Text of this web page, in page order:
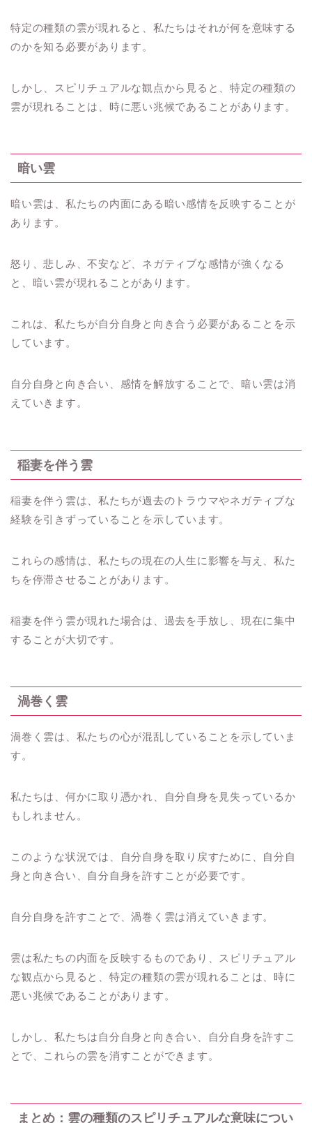
特定の種類の雲が現れると、私たちはそれが何を意味する
のかを知る必要があります。
しかし、スピリチュアルな観点から見ると、特定の種類の
雲が現れることは、時に悪い兆候であることがあります。
暗い雲
暗い雲は、私たちの内面にある暗い感情を反映することが
あります。
怒り、悲しみ、不安など、ネガティブな感情が強くなる
と、暗い雲が現れることがあります。
これは、私たちが自分自身と向き合う必要があることを示
しています。
自分自身と向き合い、感情を解放することで、暗い雲は消
えていきます。
稲妻を伴う雲
稲妻を伴う雲は、私たちが過去のトラウマやネガティブな
経験を引きずっていることを示しています。
これらの感情は、私たちの現在の人生に影響を与え、私た
ちを停滞させることがあります。
稲妻を伴う雲が現れた場合は、過去を手放し、現在に集中
することが大切です。
渦巻く雲
渦巻く雲は、私たちの心が混乱していることを示していま
す。
私たちは、何かに取り憑かれ、自分自身を見失っているか
もしれません。
このような状況では、自分自身を取り戻すために、自分自
身と向き合い、自分自身を許すことが必要です。
自分自身を許すことで、渦巻く雲は消えていきます。
雲は私たちの内面を反映するものであり、スピリチュアル
な観点から見ると、特定の種類の雲が現れることは、時に
悪い兆候であることがあります。
しかし、私たちは自分自身と向き合い、自分自身を許すこ
とで、これらの雲を消すことができます。
まとめ：雲の種類のスピリチュアルな意味につい